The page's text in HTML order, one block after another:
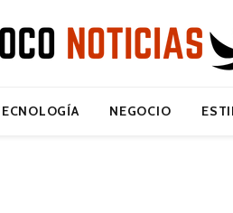
NEGOCIO